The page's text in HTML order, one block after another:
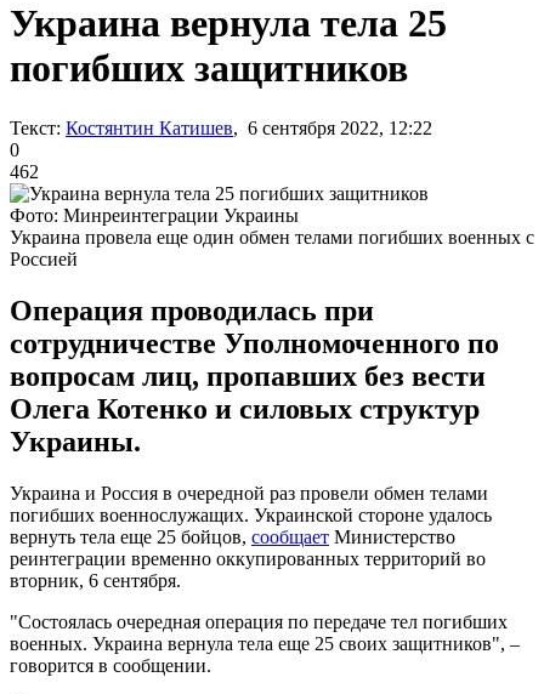
Украина вернула тела 25
погибших защитников
Текст: Костянтин Катишев, 6 сентября 2022, 12:22
0
462
Фото: Минреинтеграции Украины
Украина провела еще один обмен телами погибших военных с
Россией
Операция проводилась при
сотрудничестве Уполномоченного по
вопросам лиц, пропавших без вести
Олега Котенко и силовых структур
Украины.
Украина и Россия в очередной раз провели обмен телами
погибших военнослужащих. Украинской стороне удалось
вернуть тела еще 25 бойцов, сообщает Министерство
реинтеграции временно оккупированных территорий во
вторник, 6 сентября.
"Состоялась очередная операция по передаче тел погибших
военных. Украина вернула тела еще 25 своих защитников", –
говорится в сообщении.